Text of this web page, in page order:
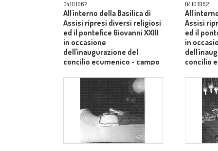
04.10.1962
All'interno della Basilica di
Assisi ripresi diversi religiosi
ed il pontefice Giovanni XXIII
in occasione
dell'inaugurazione del
concilio ecumenico - campo
04.10.1962
Assisi
ed il
in
concilio